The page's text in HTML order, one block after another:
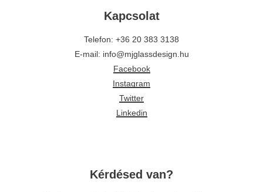
Kapcsolat
Telefon: +36 20 383 3138
E-mail: info@mjglassdesign.hu
Facebook
Instagram
Twitter
Linkedin
Kérdésed van?